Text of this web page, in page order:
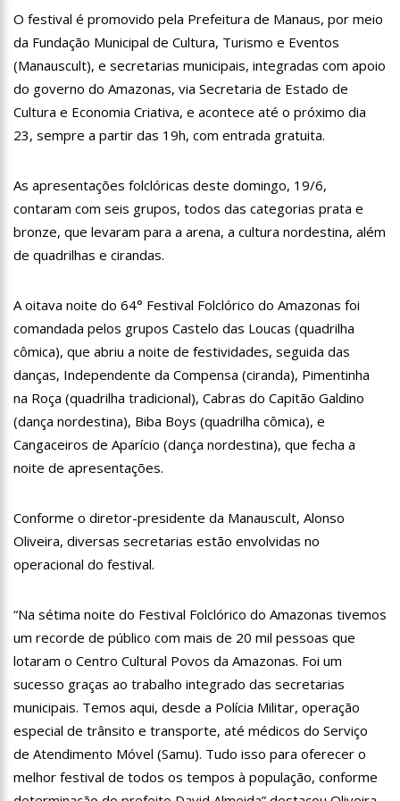
12:06
“Me sentia diminuído por ser conhecido como o gay do JN”,
diz Matheus Ribeiro
12:34 Negociação de paz fracassa no Sudão e rivais voltam a se
enfrentar
12:24 Prefeitura de Manaus divulga resultado preliminar do
Programa Bolsa Idiomas 2023
12:21 VÍDEO: Homem confessa que m4tou companheira em
Manaus e diz que vítima era “ciumenta”
xenofobia após xingar Brasil
12:09 Noivado de Luan Santana terminou após cantor se
reaproximar da ex, Jade Magalhães
12:01 Última Chamada: Convocação da lista de espera do Fies
treinamento sobre marketing digital
10:01 Junho violeta – Caimi realiza grande caminhada para
combater a violência contra o idoso
13:11 Sine Manaus oferta 284 vagas de emprego nesta quinta-
feira, 1º/6
Anna Carolina Jatobá pode ir para o regime aberto; veja
outros casos
13:01 VÍDEO: Influenciadoras são investigadas por crime de
racismo contra crianças
remoção de silicone industrial
12:31 Suspeito de matar menina de 2 anos no AM é preso
12:17
12:06
Petrobras reduz preços de querosene de aviação
11:57 Mais Médicos tem cerca de 34 mil profissionais inscritos
Jovens matam mulher para vender os seus olhos por cerca
de 450 reais
16:18 Ator de ‘Mulheres Apaixonadas’ expõe mensagens sem
respostas de Bruna Marquezine
16:13 Macabro: tia confessa ter esp4ncado sobrinha de 2 anos até
a m0rte no Amazonas; veja vídeo
O festival é promovido pela Prefeitura de Manaus, por meio
da Fundação Municipal de Cultura, Turismo e Eventos
(Manauscult), e secretarias municipais, integradas com apoio
do governo do Amazonas, via Secretaria de Estado de
Cultura e Economia Criativa, e acontece até o próximo dia
23, sempre a partir das 19h, com entrada gratuita.
As apresentações folclóricas deste domingo, 19/6,
contaram com seis grupos, todos das categorias prata e
bronze, que levaram para a arena, a cultura nordestina, além
de quadrilhas e cirandas.
A oitava noite do 64° Festival Folclórico do Amazonas foi
comandada pelos grupos Castelo das Loucas (quadrilha
cômica), que abriu a noite de festividades, seguida das
danças, Independente da Compensa (ciranda), Pimentinha
na Roça (quadrilha tradicional), Cabras do Capitão Galdino
(dança nordestina), Biba Boys (quadrilha cômica), e
Cangaceiros de Aparício (dança nordestina), que fecha a
noite de apresentações.
Conforme o diretor-presidente da Manauscult, Alonso
Oliveira, diversas secretarias estão envolvidas no
operacional do festival.
“Na sétima noite do Festival Folclórico do Amazonas tivemos
um recorde de público com mais de 20 mil pessoas que
lotaram o Centro Cultural Povos da Amazonas. Foi um
sucesso graças ao trabalho integrado das secretarias
municipais. Temos aqui, desde a Polícia Militar, operação
especial de trânsito e transporte, até médicos do Serviço
de Atendimento Móvel (Samu). Tudo isso para oferecer o
melhor festival de todos os tempos à população, conforme